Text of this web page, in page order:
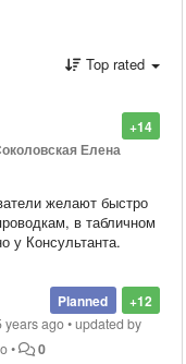
Top rated
+14
Елена
желают быстро
в табличном
у Консультанта.
+12
Planned
years ago•updated by
• 0